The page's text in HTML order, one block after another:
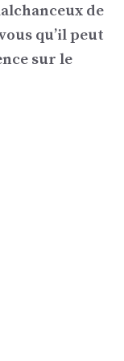
de
qu’il peut
sur le